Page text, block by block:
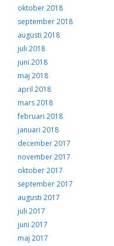
oktober 2018
september 2018
augusti 2018
juli 2018
juni 2018
maj 2018
april 2018
mars 2018
februari 2018
januari 2018
december 2017
november 2017
oktober 2017
september 2017
augusti 2017
juli 2017
juni 2017
maj 2017